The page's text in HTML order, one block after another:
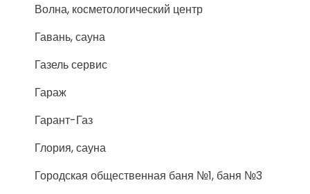
Волна, косметологический центр
Гавань, сауна
Газель сервис
Гараж
Гарант-Газ
Глория, сауна
Городская общественная баня №1, баня №3